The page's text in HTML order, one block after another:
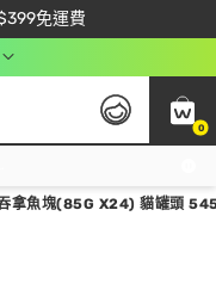
免運費
獨家優惠即減$50
0
拿魚塊(85G X24) 貓罐頭